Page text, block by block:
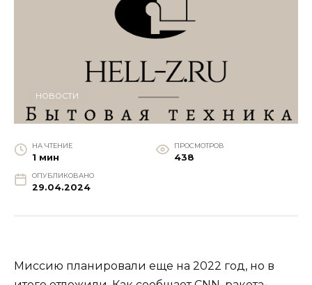
НОВОСТИ
НА ЧТЕНИЕ
1 мин
ПРОСМОТРОВ
438
ОПУБЛИКОВАНО
29.04.2024
Миссию планировали еще на 2022 год, но в